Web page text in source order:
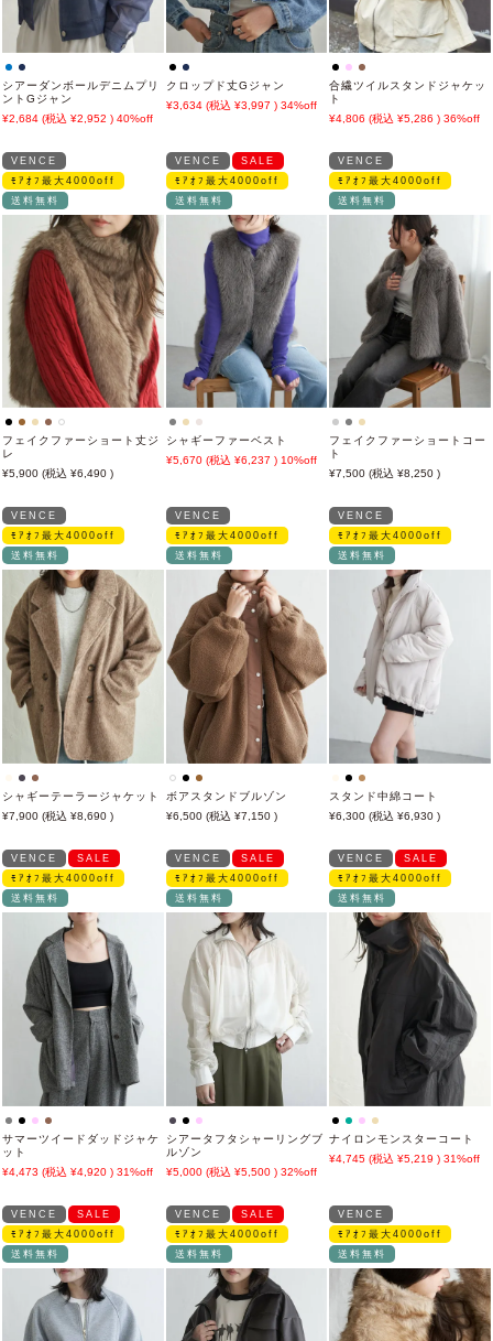
シアーダンボールデニムプリ
ントGジャン
2,684
2,952 40%off
クロップド丈Gジャン
3,634
3,997 34%off
合繊ツイルスタンドジャケッ
ト
4,806
5,286 36%off
VENCE
ﾓｱｵﾌ最大4000off
送料無料
フェイクファーショート丈ジ
レ
5,900
6,490
VENCE
SALE
ﾓｱｵﾌ最大4000off
送料無料
シャギーファーベスト
5,670
6,237 10%off
VENCE
ﾓｱｵﾌ最大4000off
送料無料
フェイクファーショートコー
ト
7,500
8,250
VENCE
ﾓｱｵﾌ最大4000off
送料無料
シャギーテーラージャケット
7,900
8,690
VENCE
ﾓｱｵﾌ最大4000off
送料無料
ボアスタンドブルゾン
6,500
7,150
VENCE
ﾓｱｵﾌ最大4000off
送料無料
スタンド中綿コート
6,300
6,930
VENCE
SALE
ﾓｱｵﾌ最大4000off
送料無料
サマーツイードダッドジャケ
ット
4,473
4,920 31%off
VENCE
SALE
ﾓｱｵﾌ最大4000off
送料無料
シアータフタシャーリングブ
ルゾン
5,000
5,500 32%off
VENCE
SALE
ﾓｱｵﾌ最大4000off
送料無料
ナイロンモンスターコート
4,745
5,219 31%off
VENCE
SALE
ﾓｱｵﾌ最大4000off
送料無料
VENCE
SALE
ﾓｱｵﾌ最大4000off
送料無料
VENCE
ﾓｱｵﾌ最大4000off
送料無料